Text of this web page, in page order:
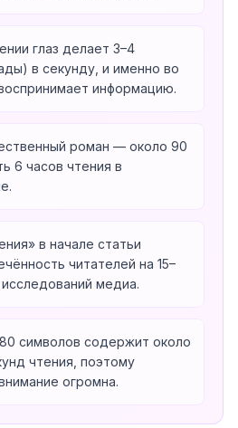
глаз делает 3–4
в секунду, и именно во
информацию.
роман — около 90
6 часов чтения в
в начале статьи
читателей на 15–
медиа.
символов содержит около
чтения, поэтому
огромна.